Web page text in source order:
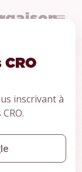
inscrivant à